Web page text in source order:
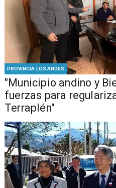
PROVINCIA LOS ANDES
"Municipio andino y
fuerzas para
Terraplén"